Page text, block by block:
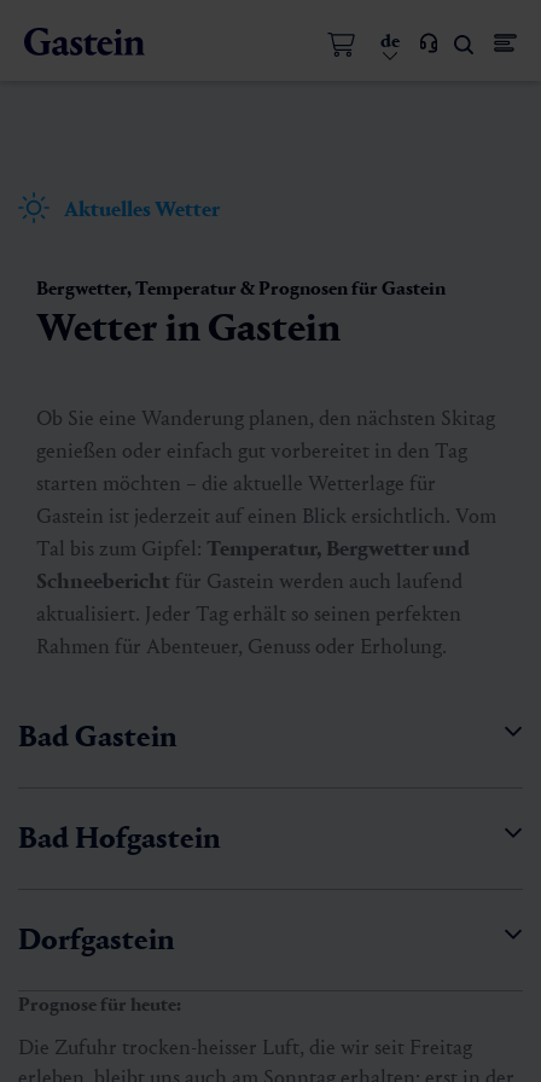
de
Aktuelles Wetter
Bergwetter, Temperatur & Prognosen für Gastein
Wetter in Gastein
Ob Sie eine Wanderung planen, den nächsten Skitag
genießen oder einfach gut vorbereitet in den Tag
starten möchten – die aktuelle Wetterlage für
Gastein ist jederzeit auf einen Blick ersichtlich. Vom
Tal bis zum Gipfel: Temperatur, Bergwetter und
Schneebericht für Gastein werden auch laufend
aktualisiert. Jeder Tag erhält so seinen perfekten
Rahmen für Abenteuer, Genuss oder Erholung.
Bad Gastein
Bad Hofgastein
Dorfgastein
Prognose für heute:
Die Zufuhr trocken-heisser Luft, die wir seit Freitag